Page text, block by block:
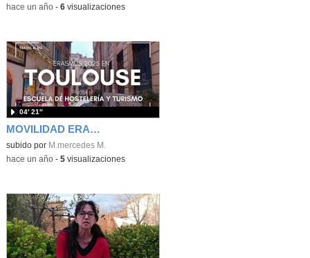
-hace un año- 6visualizaciones
MOVILIDAD ERASMUS+ GRADOS MEDIOS EHT ALCALÁ ENERO 2025
subido por M.mercedes M.
04′ 21″
-hace un año- 5visualizaciones